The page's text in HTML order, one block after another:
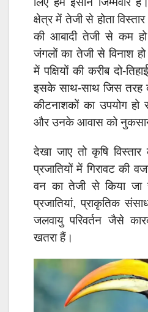
क्षेत्र में तेजी से होता
की आबादी तेजी से कम
जंगलों का तेजी से विनाश हो
में पक्षियों की करीब दो-
इसके साथ-साथ जिस तरह
कीटनाशकों का उपयोग हो
और उनके आवास को नुकसान
देखा जाए तो कृषि विस्तार
प्रजातियों में गिरावट की
वन का तेजी से किया जा
प्रजातियां, प्राकृतिक
जलवायु परिवर्तन जैसे
खतरा हैं।